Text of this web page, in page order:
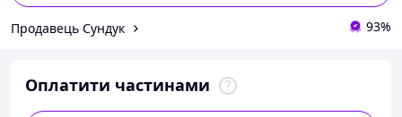
Продавець Сундук 93%
Оплатити частинами